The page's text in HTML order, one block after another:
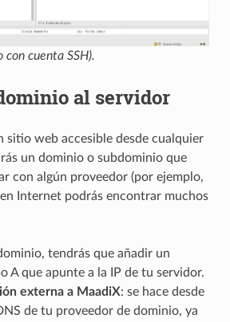
con cuenta SSH).
al servidor
sitio web accesible desde cualquier
un dominio o subdominio que
con algún proveedor (por ejemplo,
Internet podrás encontrar muchos
tendrás que añadir un
A que apunte a la IP de tu servidor.
externa a MaadiX: se hace desde
de tu proveedor de dominio, ya